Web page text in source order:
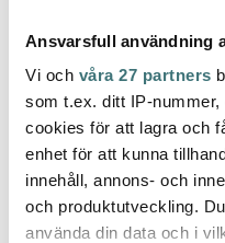
Ansvarsfull användning
Vi och våra 27 partners
som t.ex. ditt IP-
cookies för att lagra och
enhet för att kunna
innehåll, annons- och
och produktutveckling.
använda din data och i
Aida
Raw Sås/Potatissked
Blank 2 Delar
95 kr 159 kr